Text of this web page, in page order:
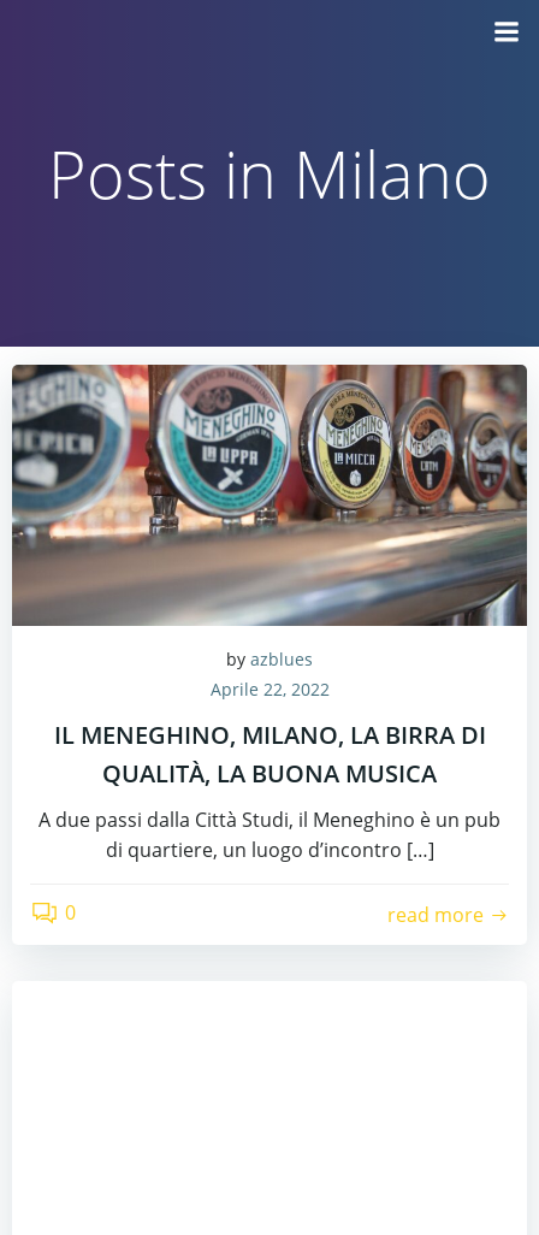
Posts in Milano
by azblues
Aprile 22, 2022
IL MENEGHINO, MILANO, LA BIRRA DI
QUALITÀ, LA BUONA MUSICA
A due passi dalla Città Studi, il Meneghino è un pub
di quartiere, un luogo d’incontro […]
0 read more